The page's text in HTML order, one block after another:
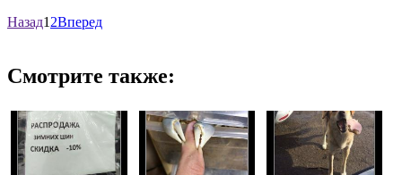
Назад1 2Вперед
Смотрите также: